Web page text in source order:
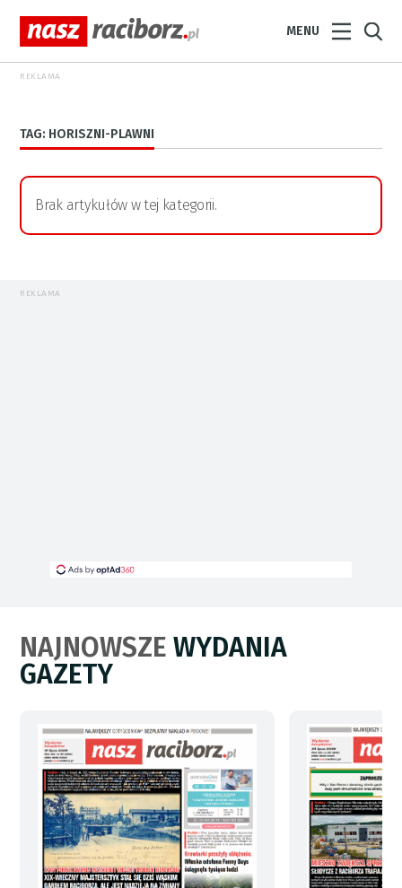
MENU
REKLAMA
TAG: HORISZNI-PLAWNI
Brak artykułów w tej kategorii.
REKLAMA
NAJNOWSZEWYDANIA
GAZETY